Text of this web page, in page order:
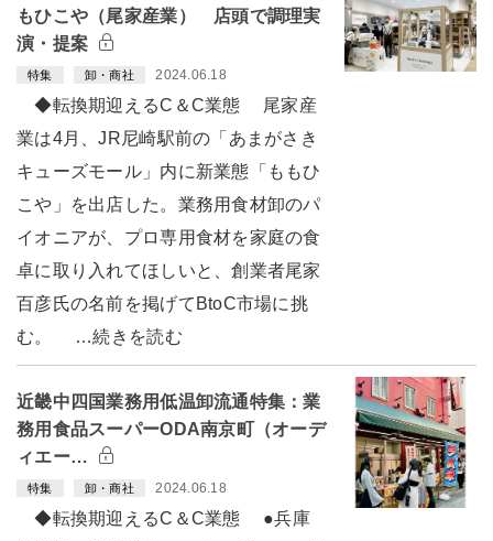
もひこや（尾家産業） 店頭で調理実
演・提案
特集 卸・商社 2024.06.18
◆転換期迎えるC＆C業態 尾家産
業は4月、JR尼崎駅前の「あまがさき
キューズモール」内に新業態「ももひ
こや」を出店した。業務用食材卸のパ
イオニアが、プロ専用食材を家庭の食
卓に取り入れてほしいと、創業者尾家
百彦氏の名前を掲げてBtoC市場に挑
む。 …続きを読む
近畿中四国業務用低温卸流通特集：業
務用食品スーパーODA南京町（オーデ
ィエー…
特集 卸・商社 2024.06.18
◆転換期迎えるC＆C業態 ●兵庫